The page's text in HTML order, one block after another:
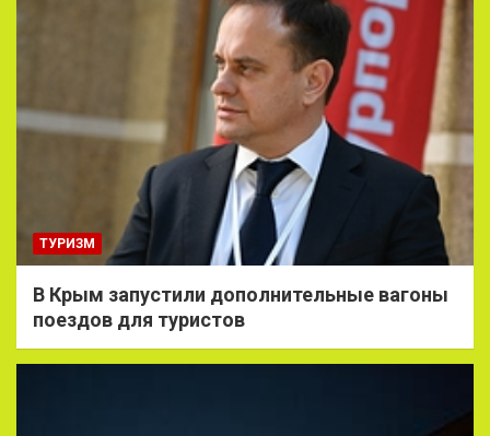
ТУРИЗМ
В Крым запустили дополнительные вагоны
поездов для туристов